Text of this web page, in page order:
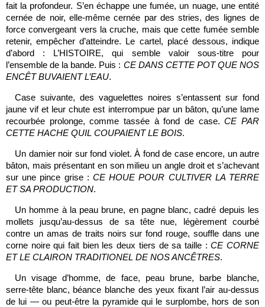
fait la profondeur. S’en échappe une fumée, un nuage, une entité
cernée de noir, elle-même cernée par des stries, des lignes de
force convergeant vers la cruche, mais que cette fumée semble
retenir, empêcher d’atteindre. Le cartel, placé dessous, indique
d’abord : L’HISTOIRE, qui semble valoir sous-titre pour
l’ensemble de la bande. Puis : CE DANS CETTE POT QUE NOS
ENCÊT BUVAIENT L’EAU.
Case suivante, des vaguelettes noires s’entassent sur fond
jaune vif et leur chute est interrompue par un bâton, qu’une lame
recourbée prolonge, comme tassée à fond de case.CE PAR
CETTE HACHE QUIL COUPAIENT LE BOIS.
Un damier noir sur fond violet. À fond de case encore, un autre
bâton, mais présentant en son milieu un angle droit et s’achevant
sur une pince grise : CE HOUE POUR CULTIVER LA TERRE
ET SA PRODUCTION.
Un homme à la peau brune, en pagne blanc, cadré depuis les
mollets jusqu’au-dessus de sa tête nue, légèrement courbé
contre un amas de traits noirs sur fond rouge, souffle dans une
corne noire qui fait bien les deux tiers de sa taille :CE CORNE
ET LE CLAIRON TRADITIONEL DE NOS ANCÊTRES.
Un visage d’homme, de face, peau brune, barbe blanche,
serre-tête blanc, béance blanche des yeux fixant l’air au-dessus
de lui — ou peut-être la pyramide qui le surplombe, hors de son